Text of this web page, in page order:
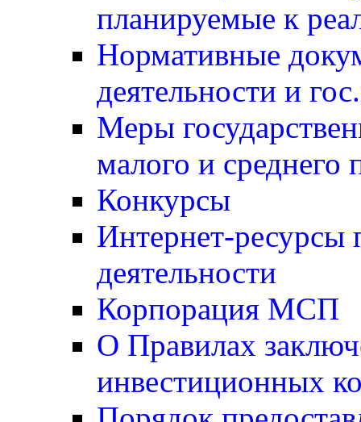
планируемые к
Нормативные
деятельности и
Меры
малого и среднего
Конкурсы
Интернет-ресурсы
деятельности
Корпорация МСП
О Правилах
инвестиционных